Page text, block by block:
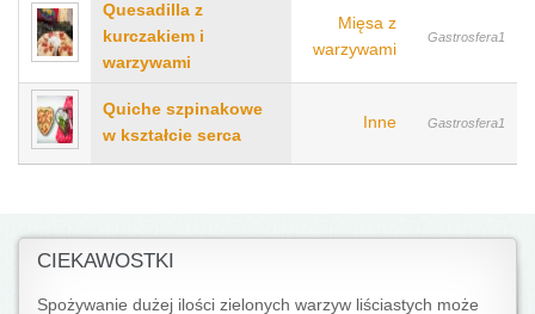
Quesadilla z
kurczakiem i
warzywami
Mięsa z
warzywami
Gastrosfera1
Quiche szpinakowe
w kształcie serca
Inne Gastrosfera1
CIEKAWOSTKI
Spożywanie dużej ilości zielonych warzyw liściastych może